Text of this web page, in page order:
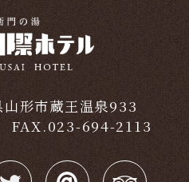
形市蔵王温泉933
FAX.023-694-2113